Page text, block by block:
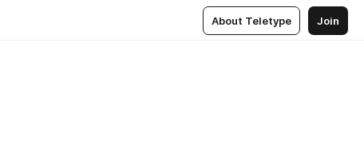
About Teletype Join